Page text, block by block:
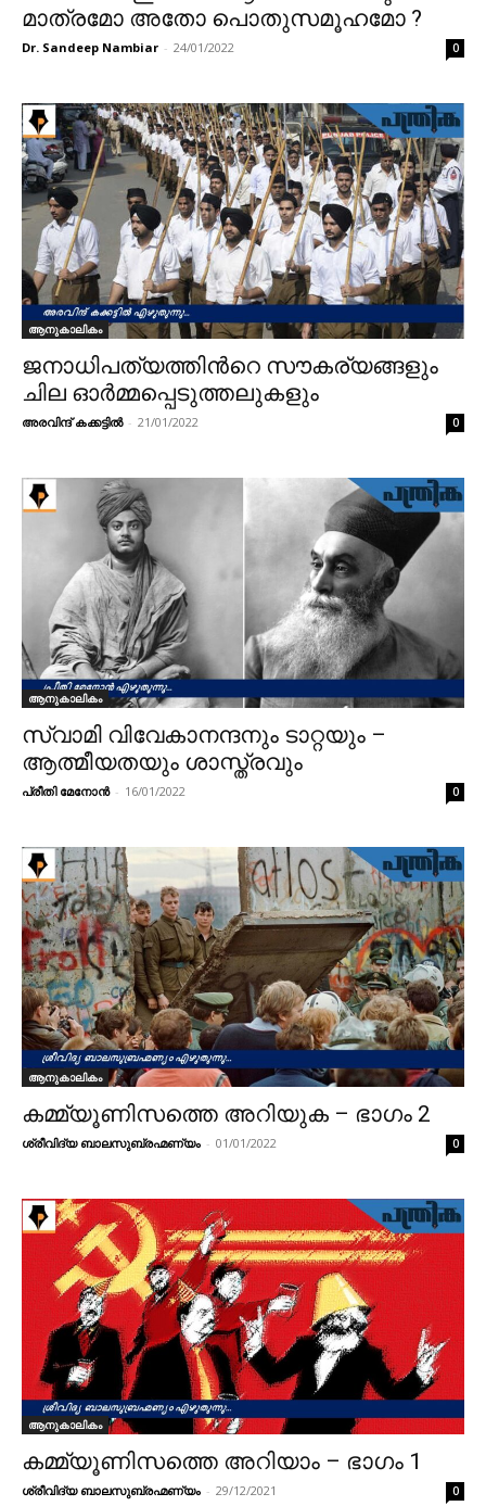
മാത്രമോ അതോ പൊതുസമൂഹമോ ?
Dr. Sandeep Nambiar - 24/01/2022 0
ആനുകാലികം
ജനാധിപത്യത്തിൻറെ സൗകര്യങ്ങളും
ചില ഓർമ്മപ്പെടുത്തലുകളും
അരവിന്ദ് കക്കട്ടിൽ - 21/01/2022 0
ആനുകാലികം
സ്വാമി വിവേകാനന്ദനും ടാറ്റയും –
ആത്മീയതയും ശാസ്ത്രവും
പ്രീതി മേനോൻ - 16/01/2022 0
ആനുകാലികം
കമ്മ്യൂണിസത്തെ അറിയുക – ഭാഗം 2
ശ്രീവിദ്യ ബാലസുബ്രഹ്മണ്യം - 01/01/2022 0
ആനുകാലികം
കമ്മ്യൂണിസത്തെ അറിയാം – ഭാഗം 1
ശ്രീവിദ്യ ബാലസുബ്രഹ്മണ്യം - 29/12/2021 0